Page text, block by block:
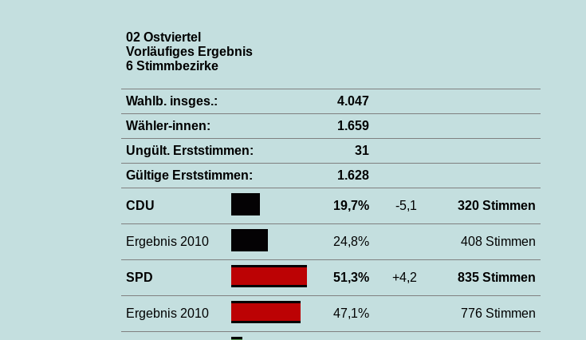
02 Ostviertel
Vorläufiges Ergebnis
6 Stimmbezirke
Wahlb. insges.:
4.047
Wähler-innen:
1.659
Ungült. Erststimmen:
31
Gültige Erststimmen:
1.628
CDU 19,7% -5,1 320 Stimmen
Ergebnis 2010 24,8% 408 Stimmen
SPD 51,3% +4,2 835 Stimmen
Ergebnis 2010 47,1% 776 Stimmen